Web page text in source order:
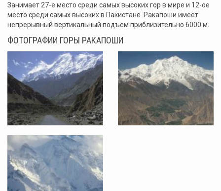
Занимает 27-е место среди самых высоких гор в мире и 12-ое
место среди самых высоких в Пакистане. Ракапоши имеет
непрерывный вертикальный подъем приблизительно 6000 м.
ФОТОГРАФИИ ГОРЫ РАКАПОШИ